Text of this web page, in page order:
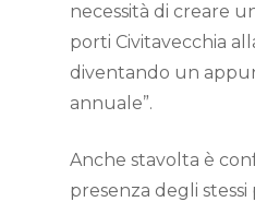
necessità di creare
porti Civitavecchia
diventando un
annuale”.
Anche stavolta è
presenza degli